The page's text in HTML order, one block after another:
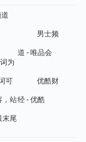
为
可
，站
末尾
男士频
道 - 唯品会
优酷财
经 - 优酷